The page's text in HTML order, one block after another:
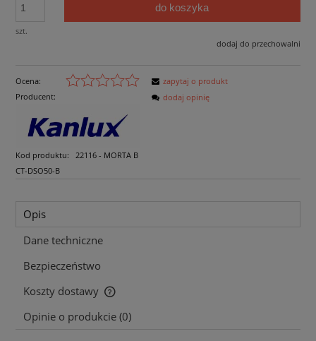
szt.
do koszyka
dodaj do przechowalni
Ocena:
Producent:
Kod produktu:
22116 - MORTA B
CT-DSO50-B
zapytaj o produkt
dodaj opinię
Opis
Dane techniczne
Bezpieczeństwo
Koszty dostawy
Cena nie zawiera ewentualnych kosztów płatności
Opinie o produkcie (0)